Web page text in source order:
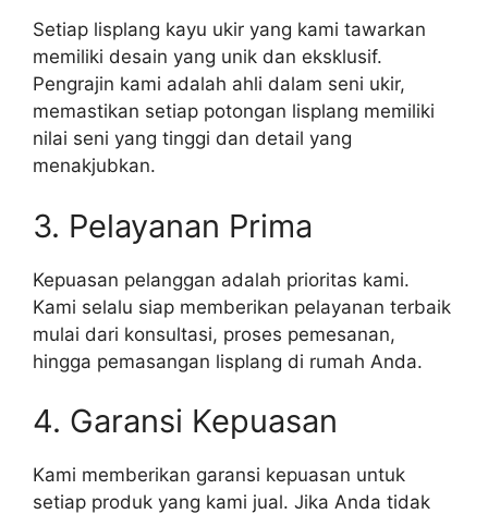
Setiap lisplang kayu ukir yang kami tawarkan
memiliki desain yang unik dan eksklusif.
Pengrajin kami adalah ahli dalam seni ukir,
memastikan setiap potongan lisplang memiliki
nilai seni yang tinggi dan detail yang
menakjubkan.
3. Pelayanan Prima
Kepuasan pelanggan adalah prioritas kami.
Kami selalu siap memberikan pelayanan terbaik
mulai dari konsultasi, proses pemesanan,
hingga pemasangan lisplang di rumah Anda.
4. Garansi Kepuasan
Kami memberikan garansi kepuasan untuk
setiap produk yang kami jual. Jika Anda tidak